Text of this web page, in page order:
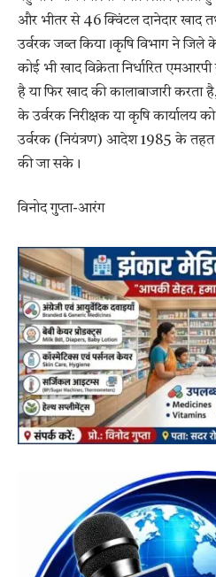
और भीतर से 46 क्विंटल दानेदार खाद
उर्वरक जब्त किया।कृषि विभाग ने जिले
कोई भी खाद विक्रेता निर्धारित
है या फिर खाद की कालाबाजारी करता
के उर्वरक निरीक्षक या कृषि कार्यालय
उर्वरक (नियंत्रण) आदेश 1985 के तहत
की जा सके।
विनोद गुप्ता-आरंग